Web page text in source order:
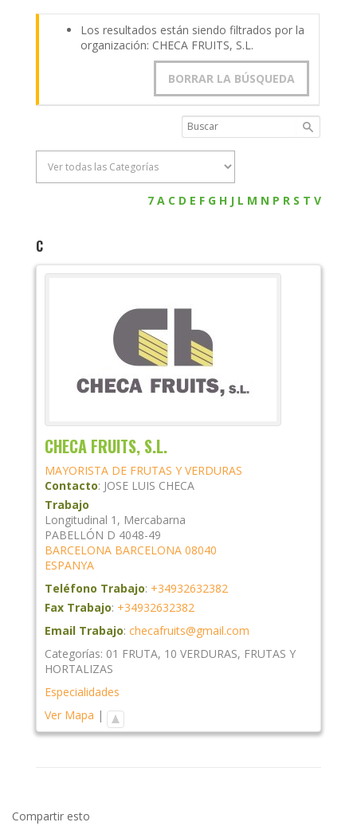
Los resultados están siendo filtrados por la
organización: CHECA FRUITS, S.L.
BORRAR LA BÚSQUEDA
7 A C D E F G H J L M N P R S T V
C
CHECA FRUITS, S.L.
MAYORISTA DE FRUTAS Y VERDURAS
Contacto: JOSE LUIS CHECA
Trabajo
Longitudinal 1, Mercabarna
PABELLÓN D 4048-49
BARCELONA BARCELONA 08040
ESPANYA
Teléfono Trabajo: +34932632382
Fax Trabajo: +34932632382
Email Trabajo: checafruits@gmail.com
Categorías: 01 FRUTA, 10 VERDURAS, FRUTAS Y
HORTALIZAS
Especialidades
Ver Mapa |
Compartir esto